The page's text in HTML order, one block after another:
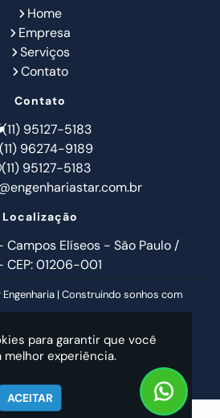
Home
Empresa
Serviços
Contato
Contato
(11) 95127-5183
96274-9189
(11) 95127-5183
Localização
Campos Elíseos - São Paulo /
CEP: 01206-001
| Construindo sonhos com
para garantir que você
melhor experiência.
ACEITAR